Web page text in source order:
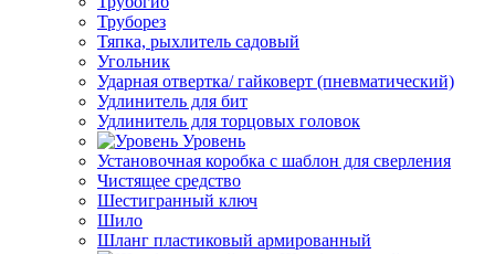
Труборез
Тяпка, рыхлитель садовый
Угольник
Ударная отвертка/ гайковерт (пневматический)
Удлинитель для бит
Удлинитель для торцовых головок
Уровень
Установочная коробка с шаблон для сверления
Чистящее средство
Шестигранный ключ
Шило
Шланг пластиковый армированный